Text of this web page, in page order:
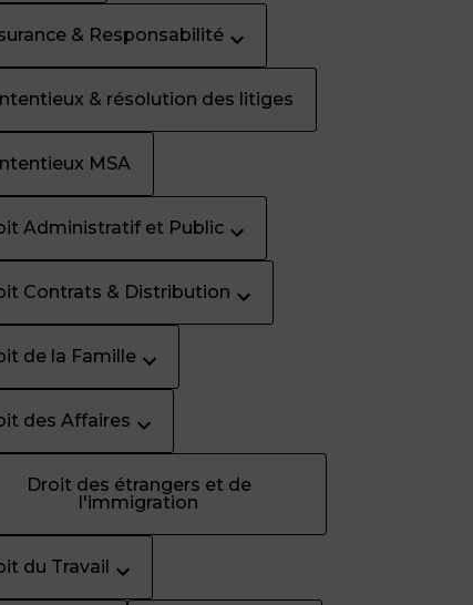
& Responsabilité
& résolution des litiges
MSA
Administratif et Public
Contrats & Distribution
de la Famille
des Affaires
Droit des étrangers et de
l'immigration
du Travail